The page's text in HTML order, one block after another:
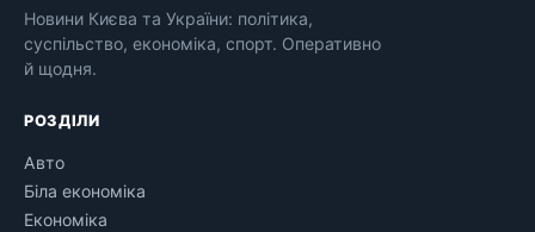
Новини Києва та України: політика,
суспільство, економіка, спорт. Оперативно
й щодня.
РОЗДІЛИ
Авто
Біла економіка
Економіка